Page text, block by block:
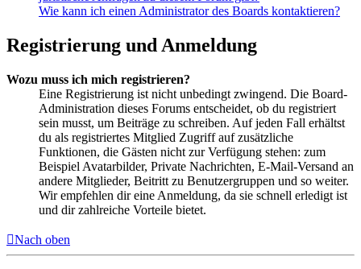
Wie kann ich einen Administrator des Boards kontaktieren?
Registrierung und Anmeldung
Wozu muss ich mich registrieren?
Eine Registrierung ist nicht unbedingt zwingend. Die Board-
Administration dieses Forums entscheidet, ob du registriert
sein musst, um Beiträge zu schreiben. Auf jeden Fall erhältst
du als registriertes Mitglied Zugriff auf zusätzliche
Funktionen, die Gästen nicht zur Verfügung stehen: zum
Beispiel Avatarbilder, Private Nachrichten, E-Mail-Versand an
andere Mitglieder, Beitritt zu Benutzergruppen und so weiter.
Wir empfehlen dir eine Anmeldung, da sie schnell erledigt ist
und dir zahlreiche Vorteile bietet.
Nach oben